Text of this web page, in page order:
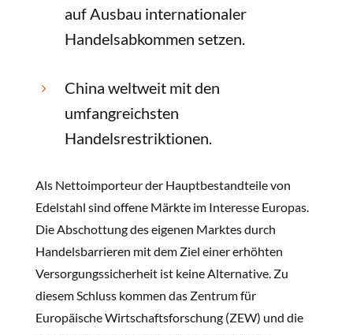
auf Ausbau internationaler
Handelsabkommen setzen.
5
China weltweit mit den
umfangreichsten
Handelsrestriktionen.
Als Nettoimporteur der Hauptbestandteile von
Edelstahl sind offene Märkte im Interesse Europas.
Die Abschottung des eigenen Marktes durch
Handelsbarrieren mit dem Ziel einer erhöhten
Versorgungssicherheit ist keine Alternative. Zu
diesem Schluss kommen das Zentrum für
Europäische Wirtschaftsforschung (ZEW) und die